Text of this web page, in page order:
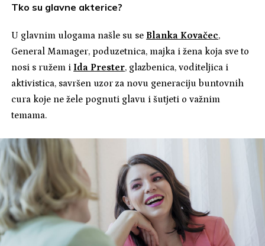
Tko su glavne akterice?
U glavnim ulogama našle su se Blanka Kovačec,
General Mamager, poduzetnica, majka i žena koja sve to
nosi s ružem i Ida Prester, glazbenica, voditeljica i
aktivistica, savršen uzor za novu generaciju buntovnih
cura koje ne žele pognuti glavu i šutjeti o važnim
temama.